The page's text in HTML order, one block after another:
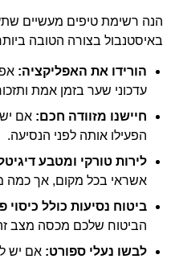
הנה רשימת טיפים מעשיים
באיסטנבול בצורה הטובה
הורידו את האפליקציה:
עדכוני שער בזמן אמת
חיישנו מזוודה חכם:
הפעילו אותה לפני הנסיעה.
לירות טורקי ומטבע
אשראי בכל מקום, אך כמה
ביטוח נסיעות כולל כיסוי
הביטוח שלכם מכסה מצב
לבשו נעלי ספורט: אם יש